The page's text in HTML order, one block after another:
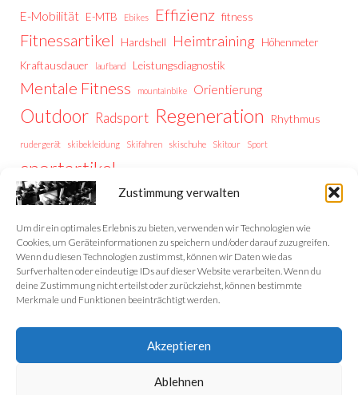
Zustimmung verwalten
Um dir ein optimales Erlebnis zu bieten, verwenden wir Technologien wie
Cookies, um Geräteinformationen zu speichern und/oder darauf zuzugreifen.
Wenn du diesen Technologien zustimmst, können wir Daten wie das
Surfverhalten oder eindeutige IDs auf dieser Website verarbeiten. Wenn du
deine Zustimmung nicht erteilst oder zurückziehst, können bestimmte
Merkmale und Funktionen beeinträchtigt werden.
Akzeptieren
Ablehnen
E-Mobilität E-MTB Ebikes Effizienz fitness
Fitnessartikel Hardshell Heimtraining
Höhenmeter
Kraftausdauer
laufband Leistungsdiagnostik
Mentale Fitness mountainbike Orientierung
Outdoor Radsport Regeneration Rhythmus
rudergerät skibekleidung Skifahren skischuhe Skitour Sport
sportartikel
Trainingssteuerung
Trainingstipps Trekking Trekking Vorbereitung
Home
Datenschutzerklärung
Impressum
Cookie-Richtlinie (EU)